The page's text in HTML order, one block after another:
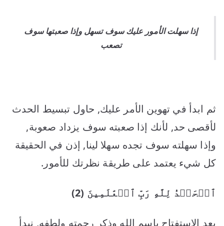
إذا سهلت الأمور عليك سوف تسهل وإذا صعبتها سوف
تصعب
ثم ابدأ في تهوين الأمر عليك, حاول تبسيط الحدث
لأقصى حد, لأنك إذا صعبته سوف يزداد صعوبة,
وإذا سهلته سوف تجده سهلا لينا, إذن في الحقيقة
كل شيء يعتمد على طريقة نظرتك للأمور.
ٱلۡحَمۡدُ لِلَّهِ رَبِّ ٱلۡعَٰلَمِينَ (2)
بعد الاستفتاح باسم الله وذكر رحمته ولطفه, نبدأ